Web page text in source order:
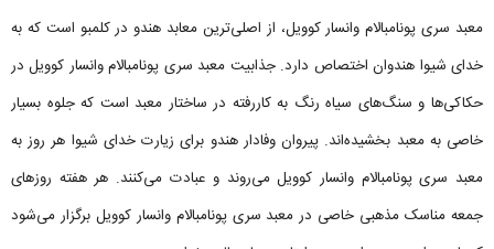
معبد سری پونامبالام وانسار کوویل، از اصلی‌ترین معابد هندو در کلمبو است که به
خدای شیوا هندوان اختصاص دارد. جذابیت معبد سری پونامبالام وانسار کوویل در
حکاکی‌ها و سنگ‌های سیاه رنگ به کاررفته در ساختار معبد است که جلوه بسیار
خاصی به معبد بخشیده‌اند. پیروان وفادار هندو برای زیارت خدای شیوا هر روز به
معبد سری پونامبالام وانسار کوویل می‌روند و عبادت می‌کنند. هر هفته روزهای
جمعه مناسک مذهبی خاصی در معبد سری پونامبالام وانسار کوویل برگزار می‌شود